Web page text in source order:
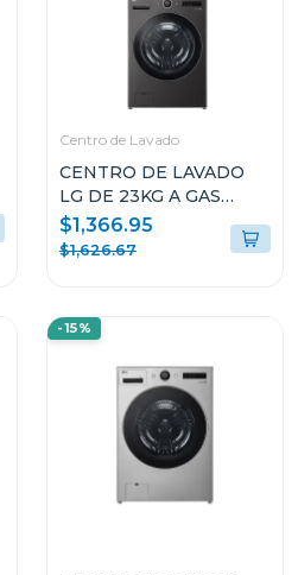
Centro de Lavado
CENTRO DE LAVADO
LG DE 23KG A GAS
COLOR NEGRO
WM23B/DF74B
$1,366.95
$1,626.67
-15%